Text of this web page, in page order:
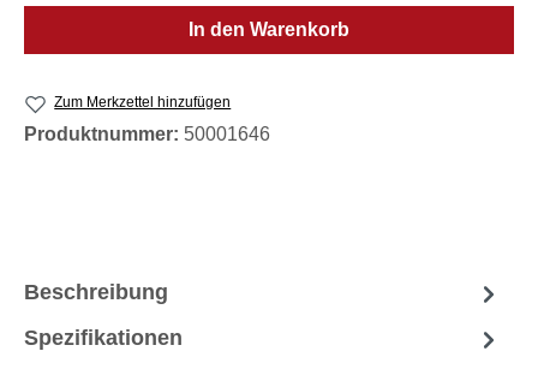
In den Warenkorb
Zum Merkzettel hinzufügen
Produktnummer: 50001646
Beschreibung
Spezifikationen